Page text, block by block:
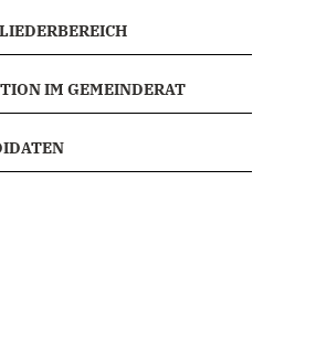
IM GEMEINDERAT